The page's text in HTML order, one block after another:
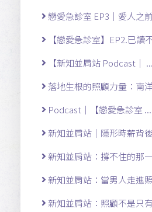
戀愛急診室 EP3｜愛人之
【戀愛急診室】EP2.已讀
【新知並肩站 Podcast｜ ...
落地生根的照顧力量：南
Podcast｜【戀愛急診室 ...
新知並肩站｜隱形時薪背
新知並肩站：撐不住的那
新知並肩站：當男人走進
新知並肩站：照顧不是只